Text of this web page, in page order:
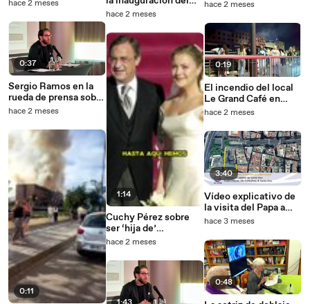
Florentino Pérez
hace 2 meses
0:37
Sergio Ramos en la
rueda de prensa sobre
la compra del Sevilla
hace 2 meses
0:11
Museo Camilo Sesto
hace 2 meses
1:14
Cuchy Pérez sobre
ser ‘hija de’
Florentino Pérez
hace 2 meses
hace 2 meses
0:19
El incendio del local
Le Grand Café en
Málaga se aviva en el
edificio
hace 2 meses
3:40
Vídeo explicativo de
la visita del Papa a
Gran Canaria
hace 3 meses
0:48